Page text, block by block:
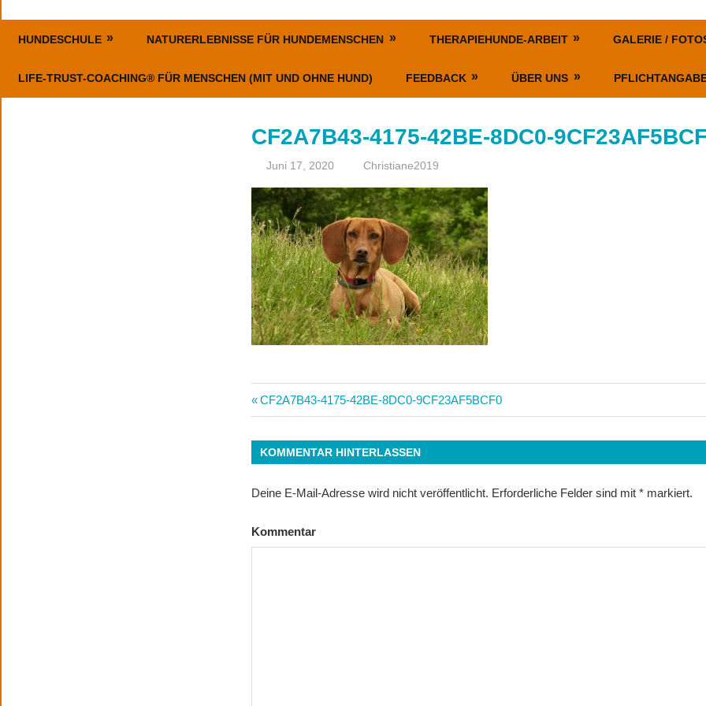
ErlebnisHunde
–
HundeErlebnisse
und
HUNDESCHULE NATURERLEBNISSE FÜR HUNDEMENSCHEN THERAPIEHUNDE-ARBEIT GALERIE /
LIFE-TRUST-COACHING® FÜR MENSCHEN (MIT UND OHNE HUND) FEEDBACK ÜBER UNS
CF2A7B43-4175-42BE-8DC0-
Juni 17, 2020 Christiane2019
Beitrags-
Navigation
Vorheriger
Beitrag:
CF2A7B43-4175-42BE-8DC0-9CF23AF5BCF0
KOMMENTAR HINTERLASSEN
Deine E-Mail-Adresse wird nicht veröffentlicht. Erforderliche Felder sind mit* markiert.
Kommentar